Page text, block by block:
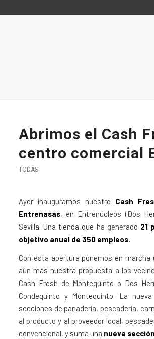
Abrimos el Cash
centro comercial
TODAS
Ayer inauguramos nuestro Cash
Entrenasas, en Entrenúcleos (Dos
Sevilla. Una tienda que ha generado 21
objetivo anual de 350 empleos.
Con esta apertura ponemos en marcha
aún más nuestra propuesta a los
Cash Fresh de Montequinto o Dos
Condequinto y Montequinto. La
secciones de panadería, pescadería,
al producto y al proveedor local,
convencional, y suma una nueva